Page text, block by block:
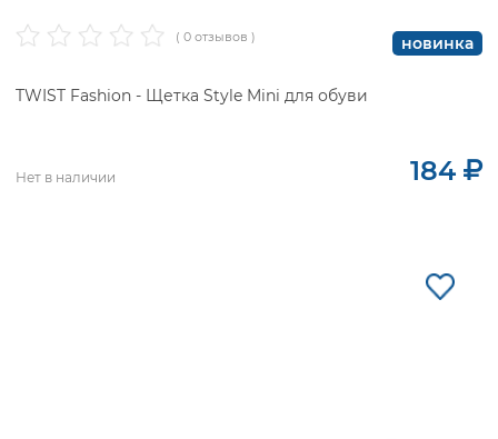
( 0 отзывов ) новинка
TWIST Fashion - Щетка Style Mini для обуви
Нет в наличии 184